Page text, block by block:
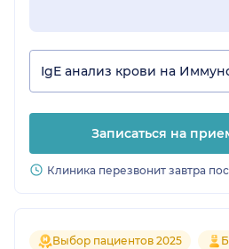
IgE анализ крови на
Записаться на
Клиника перезвонит завтра
Выбор пациентов 2025